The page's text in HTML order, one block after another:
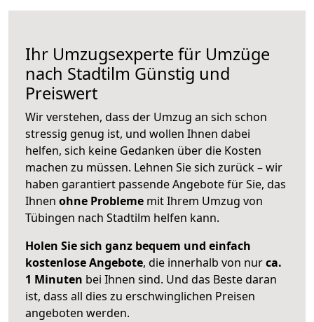
Ihr Umzugsexperte für Umzüge
nach Stadtilm Günstig und
Preiswert
Wir verstehen, dass der Umzug an sich schon
stressig genug ist, und wollen Ihnen dabei
helfen, sich keine Gedanken über die Kosten
machen zu müssen. Lehnen Sie sich zurück – wir
haben garantiert passende Angebote für Sie, das
Ihnen ohne Probleme mit Ihrem Umzug von
Tübingen nach Stadtilm helfen kann.
Holen Sie sich ganz bequem und einfach
kostenlose Angebote, die innerhalb von nurca.
1 Minuten bei Ihnen sind. Und das Beste daran
ist, dass all dies zu erschwinglichen Preisen
angeboten werden.